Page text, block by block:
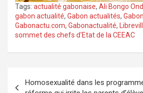
Tags: actualité gabonaise, Ali Bongo
gabon actualité, Gabon actualités,
Gabonactu.com, Gabonactualité,
sommet des chefs d'Etat de la CEEAC
Homosexualité dans les